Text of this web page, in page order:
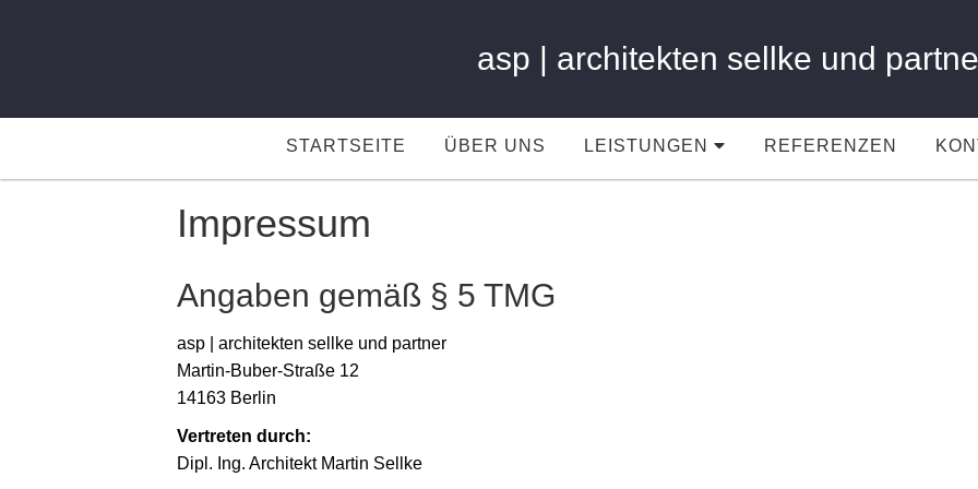
asp | architekten sellke und
STARTSEITE ÜBER UNS LEISTUNGEN REFERENZEN
Impressum
Angaben gemäß § 5 TMG
asp | architekten sellke und partner
Martin-Buber-Straße 12
14163 Berlin
Vertreten durch:
Dipl. Ing. Architekt Martin Sellke